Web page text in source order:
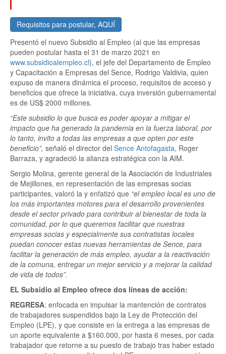
la contratación de nuevas personas en las empresas,
financiando parte de sus remuneraciones.
Requisitos para postular, AQUÍ
Presentó el nuevo Subsidio al Empleo (al que las empresas
pueden postular hasta el 31 de marzo 2021 en
www.subsidioalempleo.cl), el jefe del Departamento de Empleo
y Capacitación a Empresas del Sence, Rodrigo Valdivia, quien
expuso de manera dinámica el proceso, requisitos de acceso y
beneficios que ofrece la iniciativa, cuya inversión gubernamental
es de US$ 2000 millones.
“Este subsidio lo que busca es poder apoyar a mitigar el
impacto que ha generado la pandemia en la fuerza laboral, por
lo tanto, invito a todas las empresas a que opten por este
beneficio”, señaló el director del Sence Antofagasta, Roger
Barraza, y agradeció la alianza estratégica con la AIM.
Sergio Molina, gerente general de la Asociación de Industriales
de Mejillones, en representación de las empresas socias
participantes, valoró la y enfatizó que “el empleo local es uno de
los más importantes motores para el desarrollo provenientes
desde el sector privado para contribuir al bienestar de toda la
comunidad, por lo que queremos facilitar que nuestras
empresas socias y especialmente sus contratistas locales
puedan conocer estas nuevas herramientas de Sence, para
facilitar la generación de más empleo, ayudar a la reactivación
de la comuna, entregar un mejor servicio y a mejorar la calidad
de vida de todos”.
EL Subsidio al Empleo ofrece dos líneas de acción:
REGRESA: enfocada en impulsar la mantención de contratos
de trabajadores suspendidos bajo la Ley de Protección del
Empleo (LPE), y que consiste en la entrega a las empresas de
un aporte equivalente a $160.000, por hasta 6 meses, por cada
trabajador que retorne a su puesto de trabajo tras haber estado